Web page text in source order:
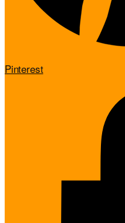
Pinterest